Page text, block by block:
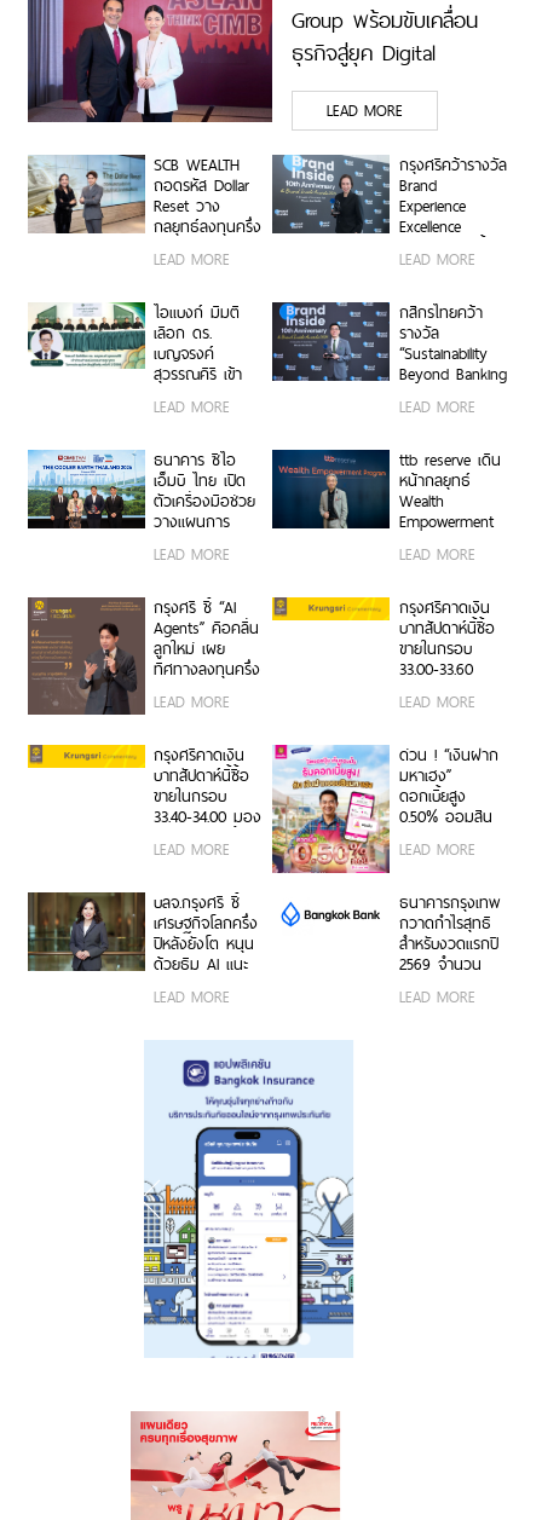
Group พร้อมขับเคลื่อน
ธุรกิจสู่ยุค Digital
Economy ด้วยทีม
Industry Specialists เชื่อม
องค์ความรู้ โอกาสทาง
ธุรกิจ และเครือการลงทุน
เสริมแกร่งธุรกิจ Data
Center และ Supply Chain
ASEAN, THINK CIMB
LEAD MORE
SCB WEALTH
ถอดรหัส Dollar
Reset วาง
กลยุทธ์ลงทุนครึ่ง
สหรัฐฯ-ตลาดเกิด
ระยะสั้น-กลาง
เสริมพอร์ตแกร่ง
LEAD MORE
กรุงศรีคว้ารางวัล
Brand
Experience
Excellence
คำมั่นสัญญา
ได้ทุกวัน”
LEAD MORE
ไอแบงก์ มีมติ
เลือก ดร.
เบญจรงค์
สุวรรณคีรี เข้า
กรรมการ
LEAD MORE
กสิกรไทยคว้า
รางวัล
“Sustainability
Beyond Banking
เคลื่อนภาคธุรกิจ
และการเติบโต
อย่างยั่งยืน
LEAD MORE
ธนาคาร ซีไอ
เอ็มบี ไทย เปิด
ตัวเครื่องมือช่วย
วางแผนการ
สภาพภูมิอากาศ
Cooler Earth
Thailand 2026
LEAD MORE
ttb reserve เดิน
หน้ากลยุทธ์
Wealth
Empowerment
Program สร้าง
สานต่อความ
สำเร็จครอบครัว
จากรุ่นสู่รุ่น
LEAD MORE
กรุงศรี ชี้ “AI
Agents” คือคลื่น
ลูกใหม่ เผย
ทิศทางลงทุนครึ่ง
สูตรจัดพอร์ต
รับมือความไม่
แน่นอนเศรษฐกิจ
โลก
LEAD MORE
กรุงศรีคาดเงิน
บาทสัปดาห์นี้ซื้อ
ขายในกรอบ
33.00-33.60
งานสหรัฐฯ
LEAD MORE
กรุงศรีคาดเงิน
บาทสัปดาห์นี้ซื้อ
ขายในกรอบ
33.40-34.00 มอง
LEAD MORE
ด่วน ! “เงินฝาก
มหาเฮง”
ดอกเบี้ยสูง
0.50% ออมสิน
เปลี่ยนยอดขาย
อัตโนมัติ
LEAD MORE
บลจ.กรุงศรี ชี้
เศรษฐกิจโลกครึ่ง
ปีหลังยังโต หนุน
ด้วยธีม AI แนะ
หุ้นเชิงรับเพิ่ม
LEAD MORE
ธนาคารกรุงเทพ
กวาดกำไรสุทธิ
สำหรับงวดแรกปี
2569 จำนวน
LEAD MORE